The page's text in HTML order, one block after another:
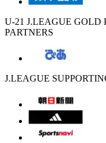
U-21 J.LEAGUE GOLD
PARTNERS
J.LEAGUE